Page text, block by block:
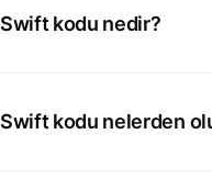
Swift kodu nedir?
Swift kodu nelerden